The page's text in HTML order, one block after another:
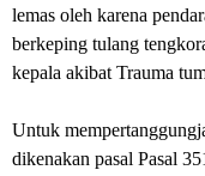
lemas oleh karena
berkeping tulang
kepala akibat Trauma
Untuk
dikenakan pasal Pasal